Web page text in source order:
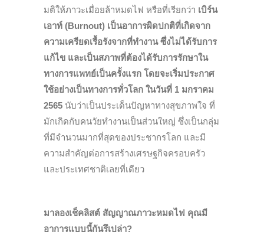
มติให้ภาวะเมื่อยล้าหมดไฟ หรือที่เรียกว่า เบิร์น
เอาท์ (Burnout) เป็นอาการผิดปกติที่เกิดจาก
ความเครียดเรื้อรังจากที่ทำงาน ซึ่งไม่ได้รับการ
แก้ไข และเป็นสภาพที่ต้องได้รับการรักษาใน
ทางการแพทย์เป็นครั้งแรก โดยจะเริ่มประกาศ
ใช้อย่างเป็นทางการทั่วโลก ในวันที่ 1 มกราคม
2565 นับว่าเป็นประเด็นปัญหาทางสุขภาพใจ ที่
มักเกิดกับคนวัยทำงานเป็นส่วนใหญ่ ซึ่งเป็นกลุ่ม
ที่มีจำนวนมากที่สุดของประชากรโลก และมี
ความสำคัญต่อการสร้างเศรษฐกิจครอบครัว
และประเทศชาติเลยที่เดียว
มาลองเช็คลิสต์ สัญญาณภาวะหมดไฟ คุณมี
อาการแบบนี้กันรึเปล่า?